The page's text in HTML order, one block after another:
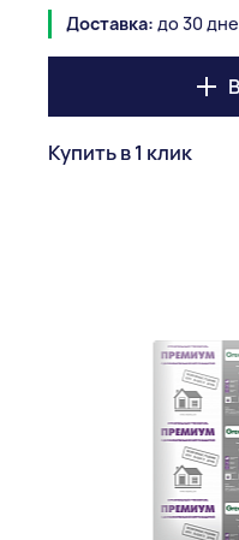
Доставка: до 30
Купить в 1 клик